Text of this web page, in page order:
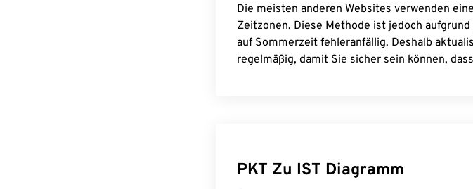
Die meisten anderen Websites verwenden
Zeitzonen. Diese Methode ist jedoch
auf Sommerzeit fehleranfällig. Deshalb
regelmäßig, damit Sie sicher sein können,
PKT Zu IST Diagramm